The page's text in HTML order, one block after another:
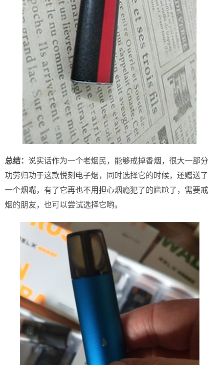
总结： 说实话作为一个老烟民，能够戒掉香烟，很大一部分
功劳归功于这款悦刻电子烟，同时选择它的时候，还赠送了
一个烟嘴，有了它再也不用担心烟瘾犯了的尴尬了，需要戒
烟的朋友，也可以尝试选择它哟。